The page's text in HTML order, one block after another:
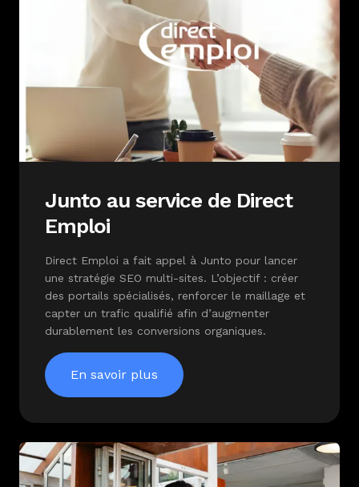
Junto au service de Direct
Emploi
Direct Emploi a fait appel à Junto pour lancer
une stratégie SEO multi-sites. L’objectif : créer
des portails spécialisés, renforcer le maillage et
capter un trafic qualifié afin d’augmenter
durablement les conversions organiques.
En savoir plus